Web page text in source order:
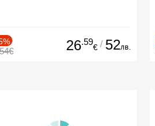
26.59
€ / 52лв.